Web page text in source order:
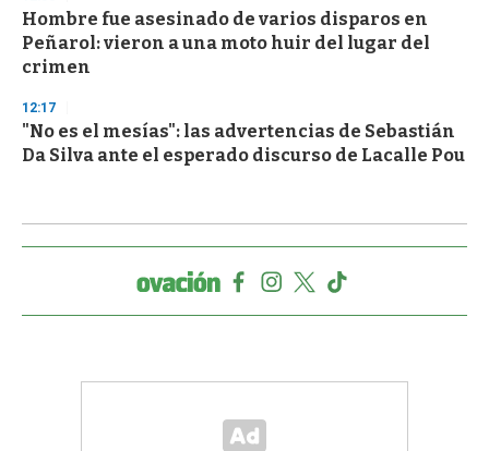
Hombre fue asesinado de varios disparos en
Peñarol: vieron a una moto huir del lugar del
crimen
12:17
"No es el mesías": las advertencias de Sebastián
Da Silva ante el esperado discurso de Lacalle Pou